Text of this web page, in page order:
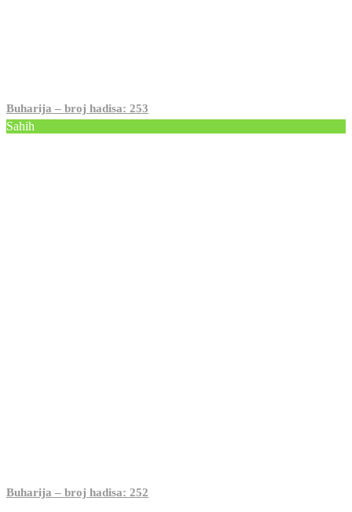
Buharija – broj hadisa: 253
Sahih
Buharija – broj hadisa: 252